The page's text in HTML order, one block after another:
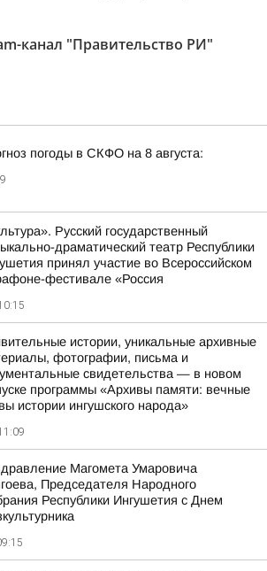
канал "Правительство РИ"
погоды в СКФО на 8 августа:
Русский государственный
драматический театр Республики
принял участие во Всероссийском
фестивале «Россия
истории, уникальные архивные
фотографии, письма и
свидетельства — в новом
программы «Архивы памяти: вечные
истории ингушского народа»
Магомета Умаровича
Председателя Народного
Республики Ингушетия с Днем